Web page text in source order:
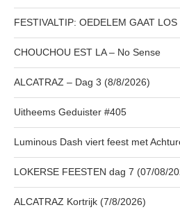
FESTIVALTIP: OEDELEM GAAT LOS
CHOUCHOU EST LA – No Sense
ALCATRAZ – Dag 3 (8/8/2026)
Uitheems Geduister #405
Luminous Dash viert feest met
LOKERSE FEESTEN dag 7 (07/08/
ALCATRAZ Kortrijk (7/8/2026)